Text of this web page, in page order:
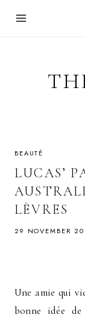
BEAUTÉ
LUCAS’
LÈVRES
29 NOVEMBER
Une amie qui
bonne idée de